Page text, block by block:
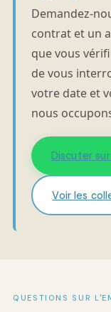
Demandez-
contrat et un
que vous
de vous
votre date et
nous
Discuter
Voir les
QUESTIONS SUR